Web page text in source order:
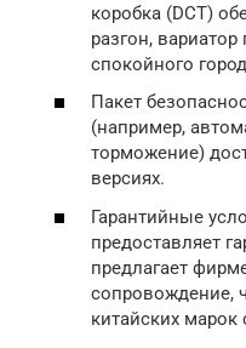
коробка (DCT)
разгон,
спокойного
Пакет
(например,
торможение)
версиях.
Гарантийные
предоставляет
предлагает
сопровождение,
китайских марок